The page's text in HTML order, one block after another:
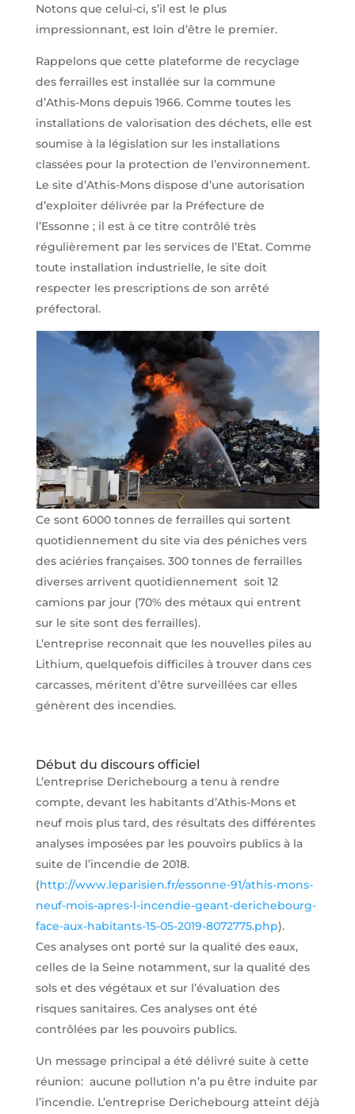
Notons que celui-ci, s’il est le plus
impressionnant, est loin d’être le premier.
Rappelons que cette plateforme de recyclage
des ferrailles est installée sur la commune
d’Athis-Mons depuis 1966. Comme toutes les
installations de valorisation des déchets, elle est
soumise à la législation sur les installations
classées pour la protection de l’environnement.
Le site d’Athis-Mons dispose d’une autorisation
d’exploiter délivrée par la Préfecture de
l’Essonne ; il est à ce titre contrôlé très
régulièrement par les services de l’Etat. Comme
toute installation industrielle, le site doit
respecter les prescriptions de son arrêté
préfectoral.
Ce sont 6000 tonnes de ferrailles qui sortent
quotidiennement du site via des péniches vers
des aciéries françaises. 300 tonnes de ferrailles
diverses arrivent quotidiennement soit 12
camions par jour (70% des métaux qui entrent
sur le site sont des ferrailles).
L’entreprise reconnait que les nouvelles piles au
Lithium, quelquefois difficiles à trouver dans ces
carcasses, méritent d’être surveillées car elles
génèrent des incendies.
Début du discours officiel
L’entreprise Derichebourg a tenu à rendre
compte, devant les habitants d’Athis-Mons et
neuf mois plus tard, des résultats des différentes
analyses imposées par les pouvoirs publics à la
suite de l’incendie de 2018.
(http://www.leparisien.fr/essonne-91/athis-mons-
neuf-mois-apres-l-incendie-geant-derichebourg-
face-aux-habitants-15-05-2019-8072775.php).
Ces analyses ont porté sur la qualité des eaux,
celles de la Seine notamment, sur la qualité des
sols et des végétaux et sur l’évaluation des
risques sanitaires. Ces analyses ont été
contrôlées par les pouvoirs publics.
Un message principal a été délivré suite à cette
réunion: aucune pollution n’a pu être induite par
l’incendie. L’entreprise Derichebourg atteint déjà